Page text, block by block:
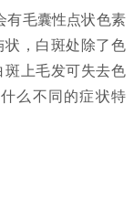
毛囊性点状色素
，白斑处除了色
上毛发可失去色
么不同的症状特